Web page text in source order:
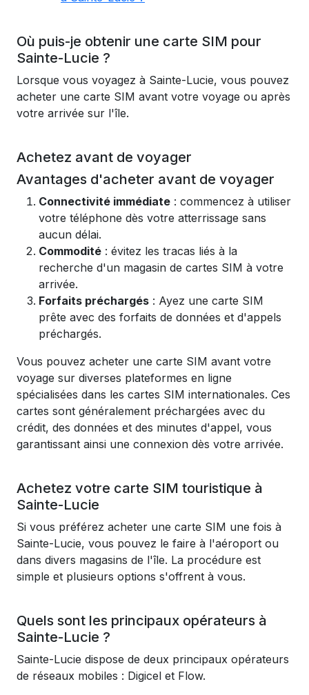
Où puis-je obtenir une carte SIM pour
Sainte-Lucie ?
Lorsque vous voyagez à Sainte-Lucie, vous pouvez
acheter une carte SIM avant votre voyage ou après
votre arrivée sur l'île.
Achetez avant de voyager
Avantages d'acheter avant de voyager
Connectivité immédiate : commencez à utiliser
votre téléphone dès votre atterrissage sans
aucun délai.
Commodité : évitez les tracas liés à la
recherche d'un magasin de cartes SIM à votre
arrivée.
Forfaits préchargés : Ayez une carte SIM
prête avec des forfaits de données et d'appels
préchargés.
Vous pouvez acheter une carte SIM avant votre
voyage sur diverses plateformes en ligne
spécialisées dans les cartes SIM internationales. Ces
cartes sont généralement préchargées avec du
crédit, des données et des minutes d'appel, vous
garantissant ainsi une connexion dès votre arrivée.
Achetez votre carte SIM touristique à
Sainte-Lucie
Si vous préférez acheter une carte SIM une fois à
Sainte-Lucie, vous pouvez le faire à l'aéroport ou
dans divers magasins de l'île. La procédure est
simple et plusieurs options s'offrent à vous.
Quels sont les principaux opérateurs à
Sainte-Lucie ?
Sainte-Lucie dispose de deux principaux opérateurs
de réseaux mobiles : Digicel et Flow.